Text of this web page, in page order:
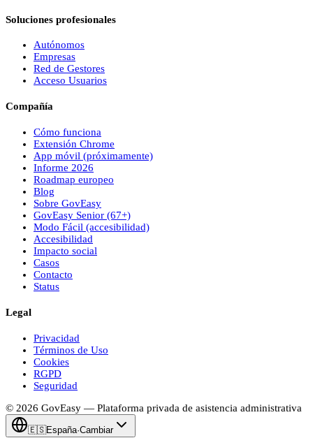
Soluciones profesionales
Autónomos
Empresas
Red de Gestores
Acceso Usuarios
Compañía
Cómo funciona
Extensión Chrome
App móvil (próximamente)
Informe 2026
Roadmap europeo
Blog
Sobre GovEasy
GovEasy Senior (67+)
Modo Fácil (accesibilidad)
Accesibilidad
Impacto social
Casos
Contacto
Status
Legal
Privacidad
Términos de Uso
Cookies
RGPD
Seguridad
© 2026 GovEasy — Plataforma privada de asistencia administrativa
🇪🇸España·Cambiar